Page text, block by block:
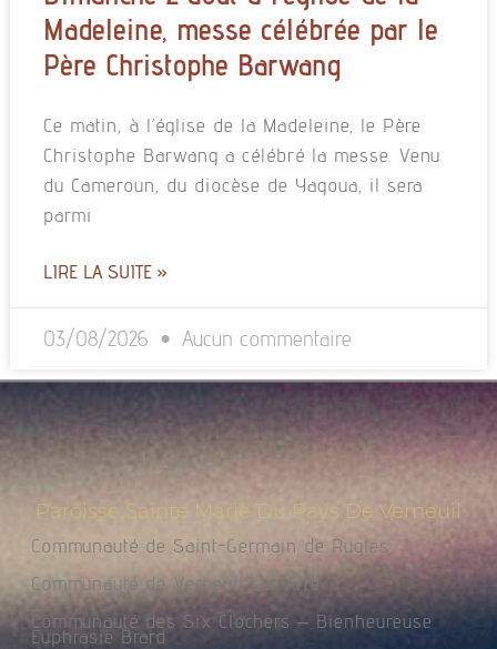
Madeleine, messe célébrée par le
Père Christophe Barwang
Ce matin, à l’église de la Madeleine, le Père
Christophe Barwang a célébré la messe. Venu
du Cameroun, du diocèse de Yagoua, il sera
parmi
LIRE LA SUITE »
03/08/2026 Aucun commentaire
Paroisse Sainte Marie Du Pays De Verneuil
Communauté de Saint-Germain de Rugles
Communauté de Verneuil sur Avre
Communauté des Six Clochers – Bienheureuse
Euphrasie Brard